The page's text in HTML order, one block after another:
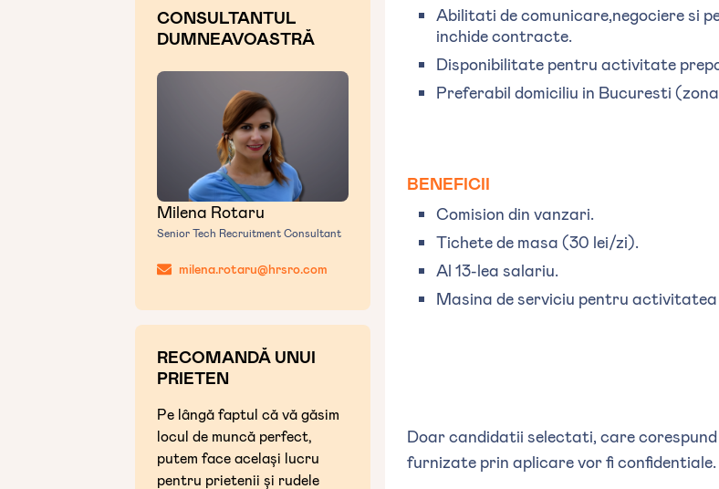
CONSULTANTUL
DUMNEAVOASTRĂ
Milena Rotaru
Senior Tech Recruitment Consultant
milena.rotaru@hrsro.com
RECOMANDĂ UNUI
PRIETEN
Pe lângă faptul că vă găsim
locul de muncă perfect,
putem face același lucru
pentru prietenii și rudele
Abilitati de comunicare,negociere si
inchide contracte.
Disponibilitate pentru activitate
Preferabil domiciliu in Bucuresti
BENEFICII
Comision din vanzari.
Tichete de masa (30 lei/zi).
Al 13-lea salariu.
Masina de serviciu pentru activitatea
Doar candidatii selectati, care
furnizate prin aplicare vor fi confidentiale.